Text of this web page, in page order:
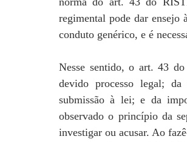
regimental pode dar ensejo
conduto genérico, e é
Nesse sentido, o art. 43
devido processo legal;
submissão à lei; e da
observado o princípio da
investigar ou acusar. Ao